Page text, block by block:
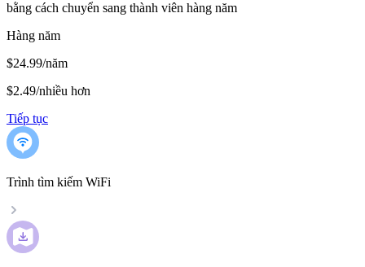
bằng cách chuyển sang thành viên hàng năm
Hàng năm
$24.99/năm
$2.49/nhiều hơn
Tiếp tục
Trình tìm kiếm WiFi